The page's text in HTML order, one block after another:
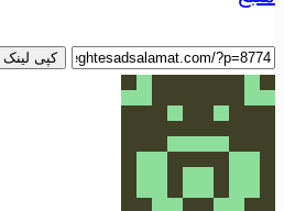
کپی لینک